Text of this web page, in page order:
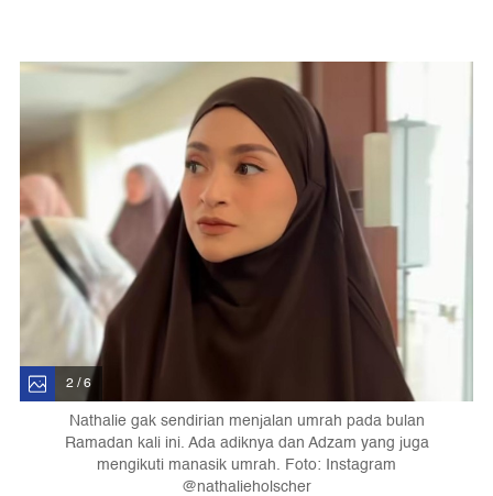
2 / 6
Nathalie gak sendirian menjalan umrah pada bulan
Ramadan kali ini. Ada adiknya dan Adzam yang juga
mengikuti manasik umrah. Foto: Instagram
@nathalieholscher